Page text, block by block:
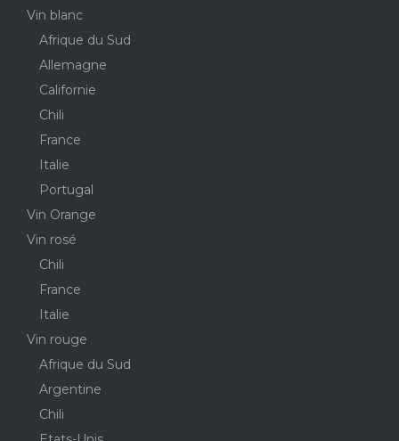
Vin blanc
Afrique du Sud
Allemagne
Californie
Chili
France
Italie
Portugal
Vin Orange
Vin rosé
Chili
France
Italie
Vin rouge
Afrique du Sud
Argentine
Chili